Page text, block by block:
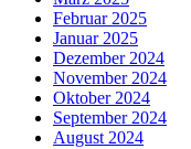
Februar 2025
Januar 2025
Dezember 2024
November 2024
Oktober 2024
September 2024
August 2024